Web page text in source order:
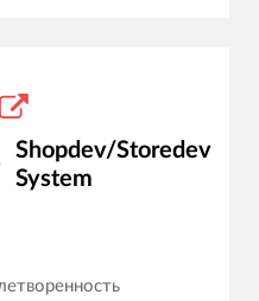
Shopdev/Storedev
System